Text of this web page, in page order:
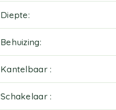
Diepte
Behuizing
Kantelbaar
Schakelaar